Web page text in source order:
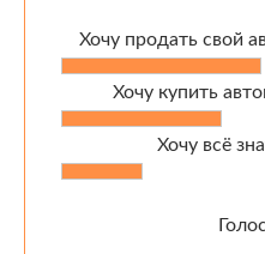
Хочу продать свой
Хочу купить
Хочу всё